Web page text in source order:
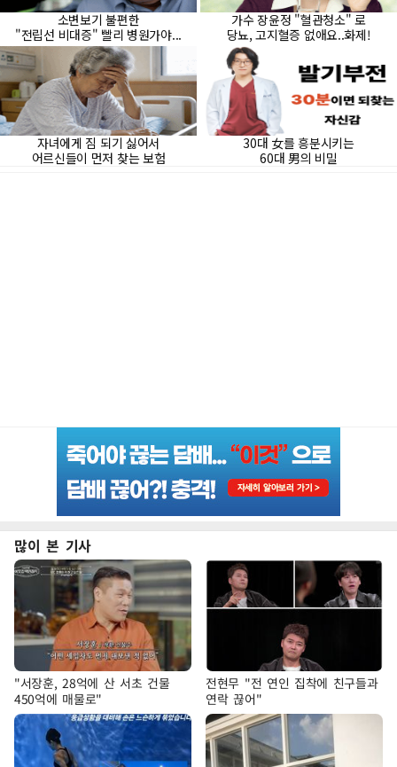
많이 본 기사
"서장훈, 28억에 산 서초 건물
450억에 매물로"
전현무 "전 연인 집착에 친구들과
연락 끊어"